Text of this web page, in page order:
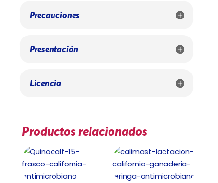
Precauciones
Presentación
Licencia
Productos relacionados